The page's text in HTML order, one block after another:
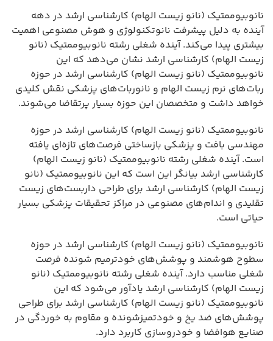
نانوبیوممتیک (نانو زیست الهام) کارشناسی ارشد در دهه
آینده به دلیل پیشرفت نانوتکنولوژی و هوش مصنوعی اهمیت
بیشتری پیدا می‌کند. آینده شغلی رشته نانوبیوممتیک (نانو
زیست الهام) کارشناسی ارشد نشان می‌دهد که این
نانوبیوممتیک (نانو زیست الهام) کارشناسی ارشد در حوزه
ربات‌های نرم زیست الهام و نانوربات‌های پزشکی نقش کلیدی
خواهد داشت و متخصصان این حوزه بسیار پرتقاضا می‌شوند.
نانوبیوممتیک (نانو زیست الهام) کارشناسی ارشد در حوزه
مهندسی بافت و پزشکی بازساختی فرصت‌های تازه‌ای یافته
است. آینده شغلی رشته نانوبیوممتیک (نانو زیست الهام)
کارشناسی ارشد بیانگر این است که این نانوبیوممتیک (نانو
زیست الهام) کارشناسی ارشد برای طراحی داربست‌های زیست
تقلیدی و اندام‌های مصنوعی در مراکز تحقیقات پزشکی بسیار
حیاتی است.
نانوبیوممتیک (نانو زیست الهام) کارشناسی ارشد در حوزه
سطوح هوشمند و پوشش‌های خودترمیم شونده فرصت
شغلی مناسب دارد. آینده شغلی رشته نانوبیوممتیک (نانو
زیست الهام) کارشناسی ارشد یادآور می‌شود که این
نانوبیوممتیک (نانو زیست الهام) کارشناسی ارشد برای طراحی
پوشش‌های ضد یخ و خودتمیزشونده و مقاوم به خوردگی در
صنایع هوافضا و خودروسازی کاربرد دارد.